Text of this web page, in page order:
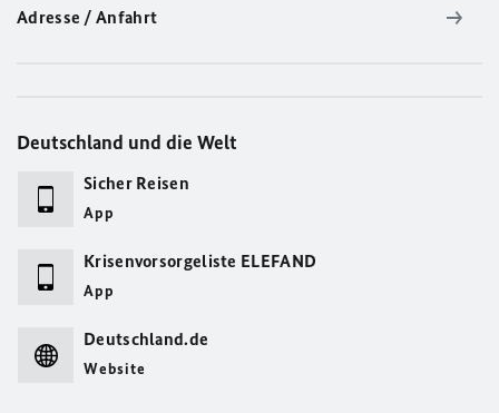
Adresse / Anfahrt
Deutschland und die Welt
Sicher Reisen
App
Krisenvorsorgeliste ELEFAND
App
Deutschland.de
Website